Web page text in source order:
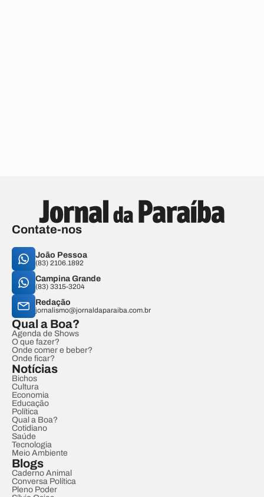
Contate-nos
João Pessoa
(83) 2106.1892
Campina Grande
(83) 3315-3204
Redação
jornalismo@jornaldaparaiba.com.br
Qual a Boa?
Agenda de Shows
O que fazer?
Onde comer e beber?
Onde ficar?
Notícias
Bichos
Cultura
Economia
Educação
Política
Qual a Boa?
Cotidiano
Saúde
Tecnologia
Meio Ambiente
Blogs
Caderno Animal
Conversa Política
Pleno Poder